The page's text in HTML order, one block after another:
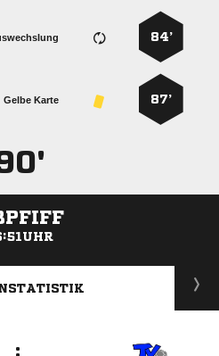
84’
87’
Gelbe Karte
ANZEIGE